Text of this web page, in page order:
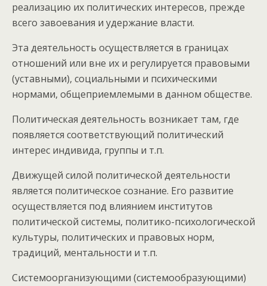
реализацию их политических интересов, прежде
всего завоевания и удержание власти.
Эта деятельность осуществляется в границах
отношений или вне их и регулируется правовыми
(уставными), социальными и психическими
нормами, общеприемлемыми в данном обществе.
Политическая деятельность возникает там, где
появляется соответствующий политический
интерес индивида, группы и т.п.
Движущей силой политической деятельности
является политическое сознание. Его развитие
осуществляется под влиянием институтов
политической системы, политико-психологической
культуры, политических и правовых норм,
традиций, ментальности и т.п.
Системоорганизующими (системообразующими)